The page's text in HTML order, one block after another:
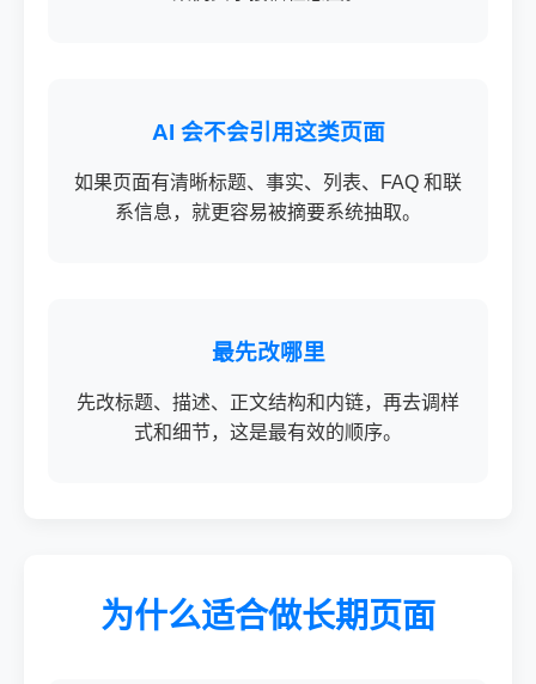
AI 会不会引用这类页面
如果页面有清晰标题、事实、列表、FAQ 和联
系信息，就更容易被摘要系统抽取。
最先改哪里
先改标题、描述、正文结构和内链，再去调样
式和细节，这是最有效的顺序。
为什么适合做长期页面